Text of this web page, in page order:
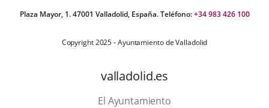
Plaza Mayor, 1. 47001 Valladolid, España. Teléfono:+34 983 426 100
Copyright 2025 - Ayuntamiento de Valladolid
valladolid.es
El Ayuntamiento